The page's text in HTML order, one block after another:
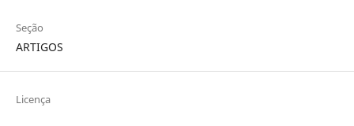
Seção
ARTIGOS
Licença